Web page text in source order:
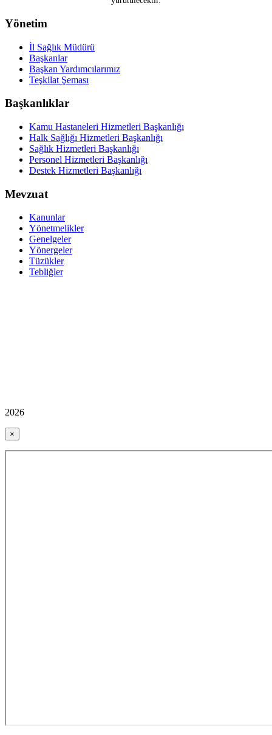
Yönetim
İl Sağlık Müdürü
Başkanlar
Başkan Yardımcılarımız
Teşkilat Şeması
Başkanlıklar
Kamu Hastaneleri Hizmetleri Başkanlığı
Halk Sağlığı Hizmetleri Başkanlığı
Sağlık Hizmetleri Başkanlığı
Personel Hizmetleri Başkanlığı
Destek Hizmetleri Başkanlığı
Mevzuat
Kanunlar
Yönetmelikler
Genelgeler
Yönergeler
Tüzükler
Tebliğler
2026
×